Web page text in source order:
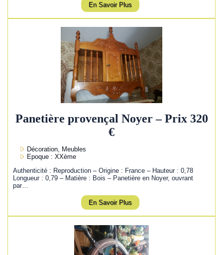
En Savoir Plus
Panetière provençal Noyer – Prix 320
€
Décoration, Meubles
Epoque : XXème
Authenticité : Reproduction – Origine : France – Hauteur : 0,78
Longueur : 0,79 – Matière : Bois – Panetière en Noyer, ouvrant
par…
En Savoir Plus